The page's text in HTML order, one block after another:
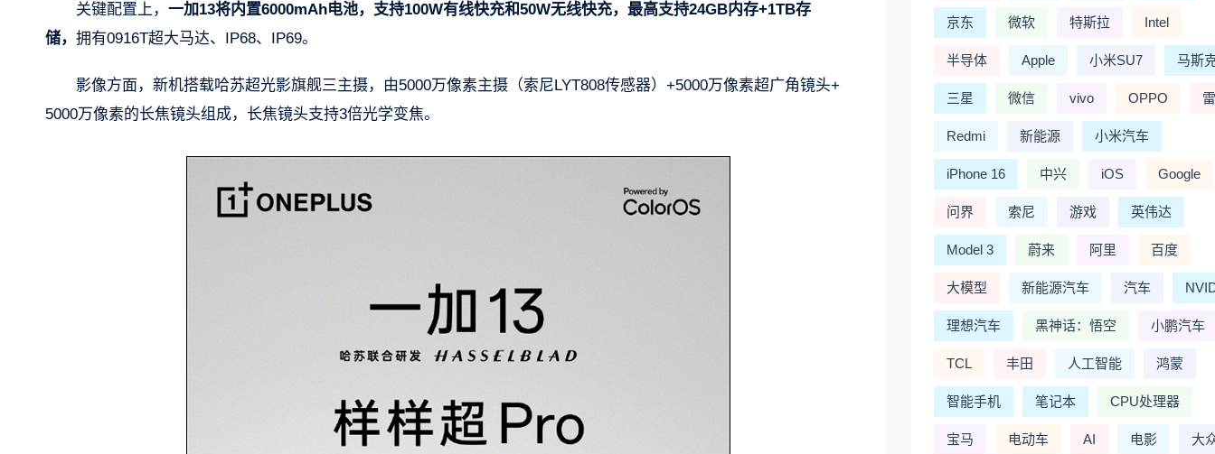
关键配置上， 一加13将内置6000mAh电池，支持100W有线快充和50W无线快充，最高支持24GB内存+1TB存
储， 拥有0916T超大马达、IP68、IP69。
影像方面，新机搭载哈苏超光影旗舰三主摄，由5000万像素主摄（索尼LYT808传感器）+5000万像素超广角镜头+
5000万像素的长焦镜头组成，长焦镜头支持3倍光学变焦。
京东 微软 特斯拉 Intel
半导体 Apple 小米SU7 马斯
三星 微信 vivo OPPO
Redmi 新能源 小米汽车
iPhone 16 中兴 iOS Google
问界 索尼 游戏 英伟达
Model 3 蔚来 阿里 百度
大模型 新能源汽车 汽车
理想汽车 黑神话：悟空 小鹏汽车
TCL 丰田 人工智能 鸿蒙
智能手机 笔记本 CPU处理器
宝马 电动车 AI 电影 大